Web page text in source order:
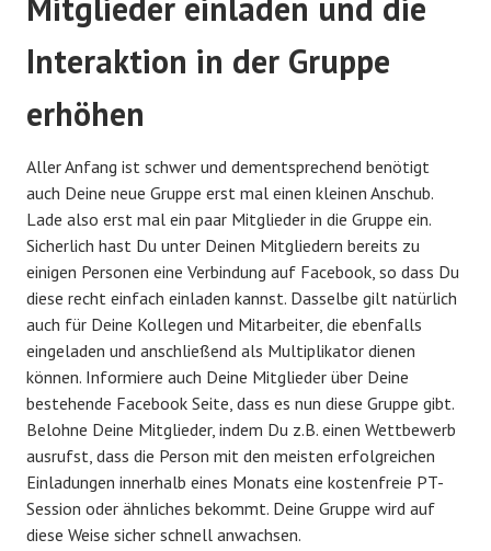
Interaktion in der Gruppe
erhöhen
Aller Anfang ist schwer und dementsprechend benötigt
auch Deine neue Gruppe erst mal einen kleinen Anschub.
Lade also erst mal ein paar Mitglieder in die Gruppe ein.
Sicherlich hast Du unter Deinen Mitgliedern bereits zu
einigen Personen eine Verbindung auf Facebook, so dass Du
diese recht einfach einladen kannst. Dasselbe gilt natürlich
auch für Deine Kollegen und Mitarbeiter, die ebenfalls
eingeladen und anschließend als Multiplikator dienen
können. Informiere auch Deine Mitglieder über Deine
bestehende Facebook Seite, dass es nun diese Gruppe gibt.
Belohne Deine Mitglieder, indem Du z.B. einen Wettbewerb
ausrufst, dass die Person mit den meisten erfolgreichen
Einladungen innerhalb eines Monats eine kostenfreie PT-
Session oder ähnliches bekommt. Deine Gruppe wird auf
diese Weise sicher schnell anwachsen.